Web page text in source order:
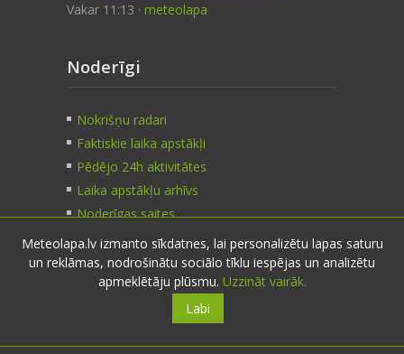
Vakar 11:13 · meteolapa
Noderīgi
Nokrišņu radari
Faktiskie laika apstākļi
Pēdējo 24h aktivitātes
Laika apstākļu arhīvs
Noderīgas saites
Kontakti
nosūti ziņu
Meteolapa.lv izmanto sīkdatnes, lai personalizētu lapas saturu
un reklāmas, nodrošinātu sociālo tīklu iespējas un analizētu
apmeklētāju plūsmu. Uzzināt vairāk.
Labi